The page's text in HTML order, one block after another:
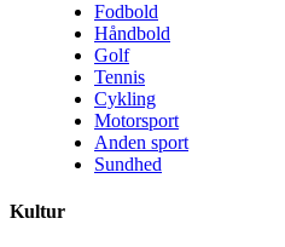
Fodbold
Håndbold
Golf
Tennis
Cykling
Motorsport
Anden sport
Sundhed
Kultur